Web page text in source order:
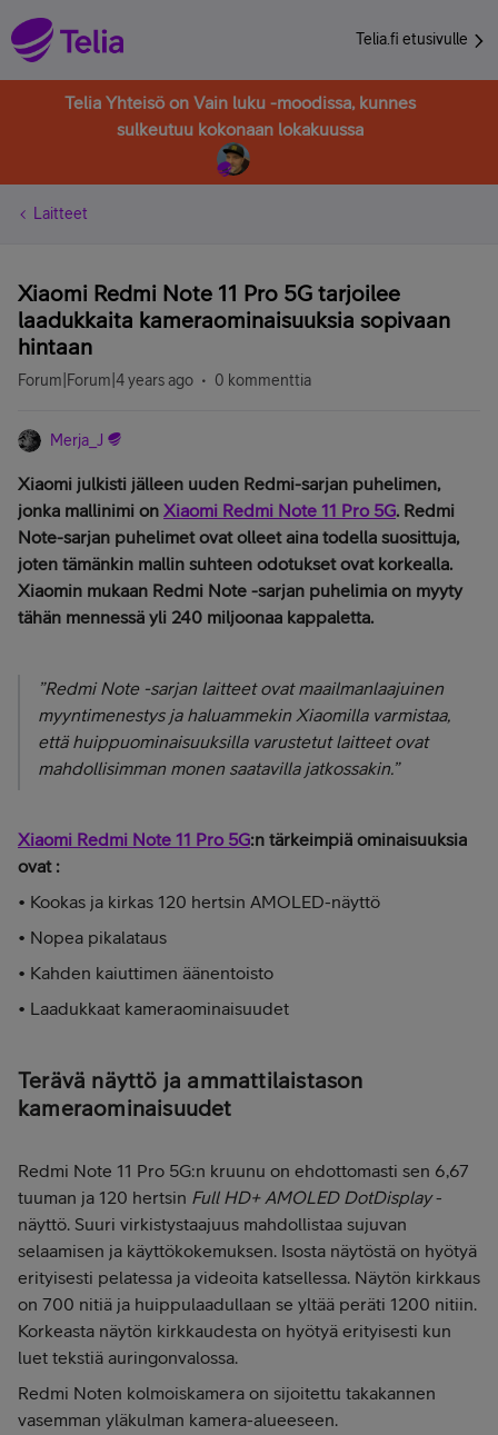
Telia.fi etusivulle
Telia Yhteisö on Vain luku -moodissa, kunnes
sulkeutuu kokonaan lokakuussa
Laitteet
Xiaomi Redmi Note 11 Pro 5G tarjoilee
laadukkaita kameraominaisuuksia sopivaan
hintaan
Forum|Forum|4 years ago 0 kommenttia
Merja_J
Xiaomi julkisti jälleen uuden Redmi-sarjan puhelimen,
jonka mallinimi on Xiaomi Redmi Note 11 Pro 5G. Redmi
Note-sarjan puhelimet ovat olleet aina todella suosittuja,
joten tämänkin mallin suhteen odotukset ovat korkealla.
Xiaomin mukaan Redmi Note -sarjan puhelimia on myyty
tähän mennessä yli 240 miljoonaa kappaletta.
”Redmi Note -sarjan laitteet ovat maailmanlaajuinen
myyntimenestys ja haluammekin Xiaomilla varmistaa,
että huippuominaisuuksilla varustetut laitteet ovat
mahdollisimman monen saatavilla jatkossakin.”
Xiaomi Redmi Note 11 Pro 5G:n tärkeimpiä ominaisuuksia
ovat :
• Kookas ja kirkas 120 hertsin AMOLED-näyttö
• Nopea pikalataus
• Kahden kaiuttimen äänentoisto
• Laadukkaat kameraominaisuudet
Terävä näyttö ja ammattilaistason
kameraominaisuudet
Redmi Note 11 Pro 5G:n kruunu on ehdottomasti sen 6,67
tuuman ja 120 hertsin Full HD+ AMOLED DotDisplay-
näyttö. Suuri virkistystaajuus mahdollistaa sujuvan
selaamisen ja käyttökokemuksen. Isosta näytöstä on hyötyä
erityisesti pelatessa ja videoita katsellessa. Näytön kirkkaus
on 700 nitiä ja huippulaadullaan se yltää peräti 1200 nitiin.
Korkeasta näytön kirkkaudesta on hyötyä erityisesti kun
luet tekstiä auringonvalossa.
Redmi Noten kolmoiskamera on sijoitettu takakannen
vasemman yläkulman kamera-alueeseen.